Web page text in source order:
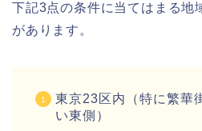
下記3点の条件に当てはまる地
があります。
東京23区内（特に繁華
い東側）